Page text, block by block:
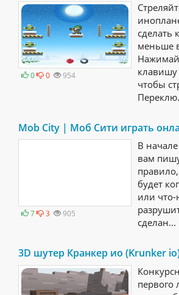
0 0 954
сделать
меньше
чтобы
Mob City | Моб Сити играть
7 3 905
В
вам
будет
или
сделан...
3D шутер Кранкер ио (Krunker
первого